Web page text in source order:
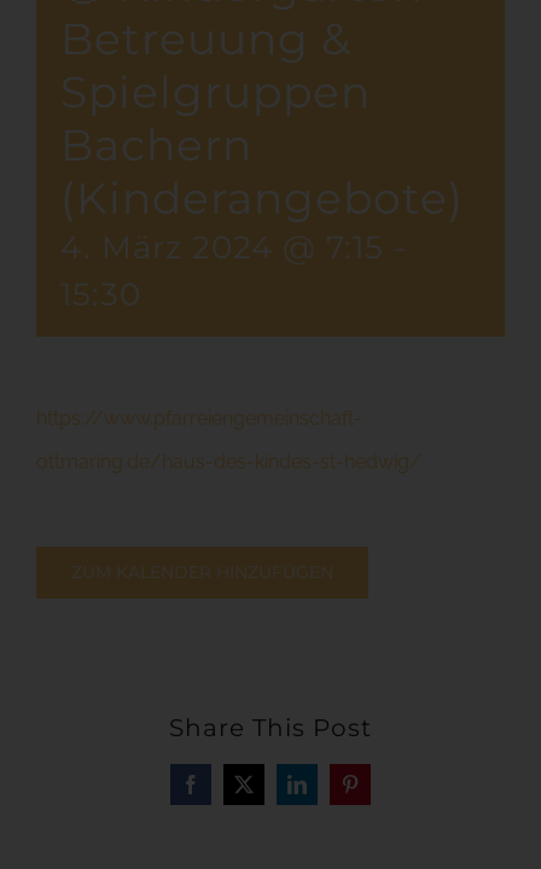
Betreuung &
Spielgruppen
Bachern
(Kinderangebote)
4. März 2024 @ 7:15 -
15:30
https://www.pfarreiengemeinschaft-
ottmaring.de/haus-des-kindes-st-hedwig/
ZUM KALENDER HINZUFÜGEN
Share This Post
Facebook
X LinkedInPinterest